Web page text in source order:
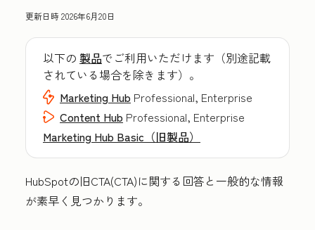
更新日時2026年6月20日
以下の 製品でご利用いただけます（別途記載
されている場合を除きます）。
Marketing Hub Professional, Enterprise
Content Hub Professional, Enterprise
Marketing Hub Basic（旧製品）
HubSpotの旧CTA(CTA)に関する回答と一般的な情報
が素早く見つかります。